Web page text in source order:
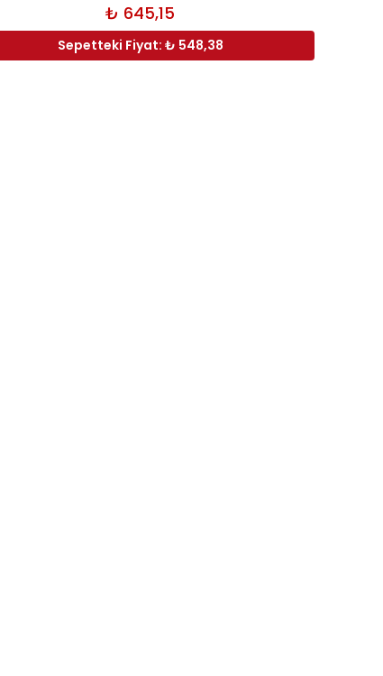
₺ 645,15
Sepetteki Fiyat: ₺ 548,38